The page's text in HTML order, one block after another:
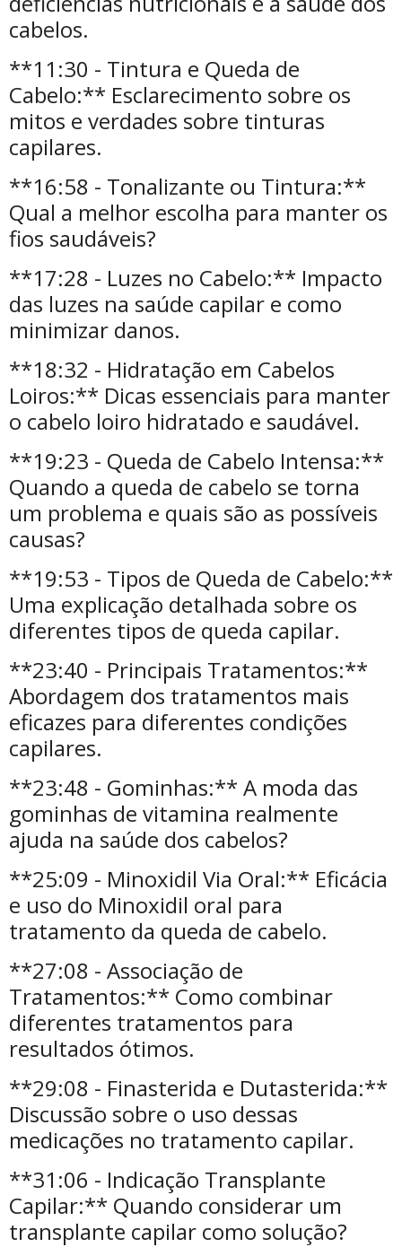
cabelos.
**11:30 - Tintura e Queda de
Cabelo:** Esclarecimento sobre os
mitos e verdades sobre tinturas
capilares.
**16:58 - Tonalizante ou Tintura:**
Qual a melhor escolha para manter os
fios saudáveis?
**17:28 - Luzes no Cabelo:** Impacto
das luzes na saúde capilar e como
minimizar danos.
**18:32 - Hidratação em Cabelos
Loiros:** Dicas essenciais para manter
o cabelo loiro hidratado e saudável.
**19:23 - Queda de Cabelo Intensa:**
Quando a queda de cabelo se torna
um problema e quais são as possíveis
causas?
**19:53 - Tipos de Queda de Cabelo:**
Uma explicação detalhada sobre os
diferentes tipos de queda capilar.
**23:40 - Principais Tratamentos:**
Abordagem dos tratamentos mais
eficazes para diferentes condições
capilares.
**23:48 - Gominhas:** A moda das
gominhas de vitamina realmente
ajuda na saúde dos cabelos?
**25:09 - Minoxidil Via Oral:** Eficácia
e uso do Minoxidil oral para
tratamento da queda de cabelo.
**27:08 - Associação de
Tratamentos:** Como combinar
diferentes tratamentos para
resultados ótimos.
**29:08 - Finasterida e Dutasterida:**
Discussão sobre o uso dessas
medicações no tratamento capilar.
**31:06 - Indicação Transplante
Capilar:** Quando considerar um
transplante capilar como solução?